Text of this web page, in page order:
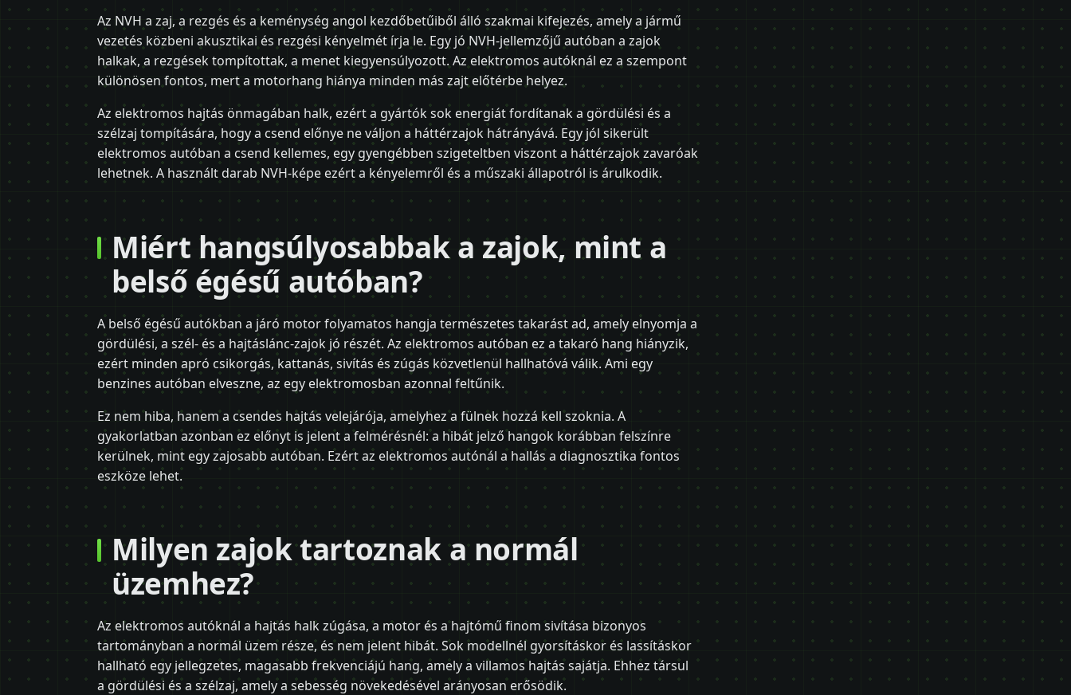
Az NVH a zaj, a rezgés és a keménység angol kezdőbetűiből álló szakmai kifejezés, amely a jármű
vezetés közbeni akusztikai és rezgési kényelmét írja le. Egy jó NVH-jellemzőjű autóban a zajok
halkak, a rezgések tompítottak, a menet kiegyensúlyozott. Az elektromos autóknál ez a szempont
különösen fontos, mert a motorhang hiánya minden más zajt előtérbe helyez.
Az elektromos hajtás önmagában halk, ezért a gyártók sok energiát fordítanak a gördülési és a
szélzaj tompítására, hogy a csend előnye ne váljon a háttérzajok hátrányává. Egy jól sikerült
elektromos autóban a csend kellemes, egy gyengébben szigeteltben viszont a háttérzajok zavaróak
lehetnek. A használt darab NVH-képe ezért a kényelemről és a műszaki állapotról is árulkodik.
Miért hangsúlyosabbak a zajok, mint a
belső égésű autóban?
A belső égésű autókban a járó motor folyamatos hangja természetes takarást ad, amely elnyomja a
gördülési, a szél- és a hajtáslánc-zajok jó részét. Az elektromos autóban ez a takaró hang hiányzik,
ezért minden apró csikorgás, kattanás, sivítás és zúgás közvetlenül hallhatóvá válik. Ami egy
benzines autóban elveszne, az egy elektromosban azonnal feltűnik.
Ez nem hiba, hanem a csendes hajtás velejárója, amelyhez a fülnek hozzá kell szoknia. A
gyakorlatban azonban ez előnyt is jelent a felmérésnél: a hibát jelző hangok korábban felszínre
kerülnek, mint egy zajosabb autóban. Ezért az elektromos autónál a hallás a diagnosztika fontos
eszköze lehet.
Milyen zajok tartoznak a normál
üzemhez?
Az elektromos autóknál a hajtás halk zúgása, a motor és a hajtómű finom sivítása bizonyos
tartományban a normál üzem része, és nem jelent hibát. Sok modellnél gyorsításkor és lassításkor
hallható egy jellegzetes, magasabb frekvenciájú hang, amely a villamos hajtás sajátja. Ehhez társul
a gördülési és a szélzaj, amely a sebesség növekedésével arányosan erősödik.